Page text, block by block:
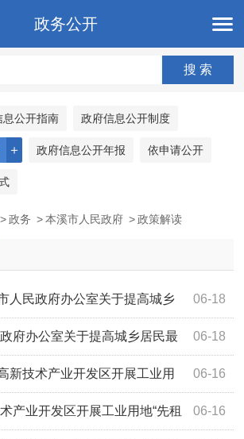
政务公开
息公开指南 政府信息公开制度
＋ 政府信息公开年报 依申请公开
> 政务 > 本溪市人民政府 > 政策解读
06-18
人民政府办公室关于提高城乡
特困人员救助供养基本... 06-18
府办公室关于提高城乡居民最
员救助供养基本生活、... 06-16
新技术产业开发区开展工业用
限出让”实施办法... 06-16
产业开发区开展工业用地“先租